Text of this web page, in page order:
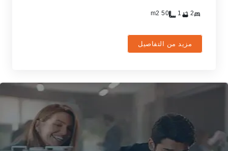
2
1
50
مزيد من التفاصيل